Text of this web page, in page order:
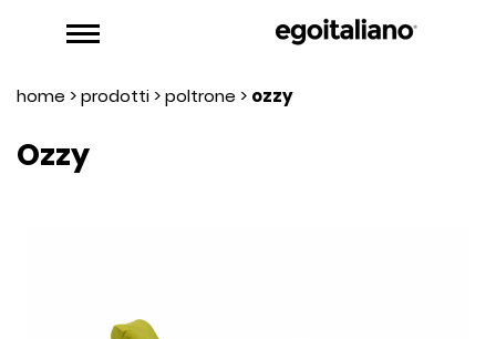
home >prodotti>poltrone > ozzy
Ozzy